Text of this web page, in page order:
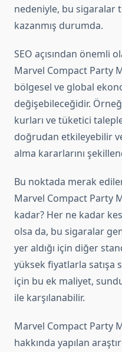
nedeniyle, bu sigaralar
kazanmış durumda.
SEO açısından önemli
Marvel Compact Party
bölgesel ve global
değişebileceğidir.
kurları ve tüketici
doğrudan etkileyebilir
alma kararlarını
Bu noktada merak
Marvel Compact Party
kadar? Her ne kadar
olsa da, bu sigaralar
yer aldığı için diğer
yüksek fiyatlarla satışa
için bu ek maliyet,
ile karşılanabilir.
Marvel Compact Party
hakkında yapılan